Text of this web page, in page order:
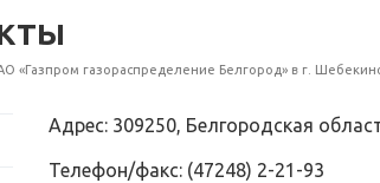
«Газпром газораспределение Белгород» в г.
Адрес: 309250, Белгородская
Телефон/факс: (47248) 2-21-93